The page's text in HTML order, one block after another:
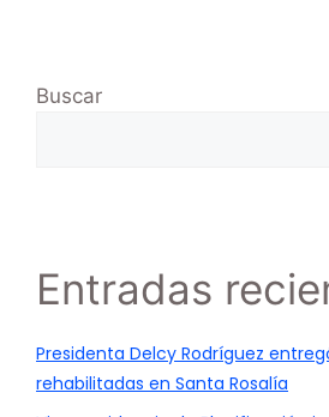
Buscar
Entradas
Presidenta Delcy Rodríguez
rehabilitadas en Santa Rosalía